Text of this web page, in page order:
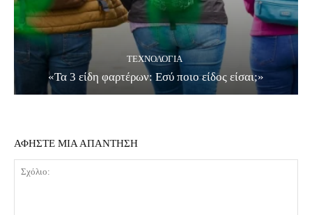
ΤΕΧΝΟΛΟΓΊΑ
«Τα 3 είδη φαρτέρων: Εσύ ποιο είδος είσαι;»
ΑΦΗΣΤΕ ΜΙΑ ΑΠΑΝΤΗΣΗ